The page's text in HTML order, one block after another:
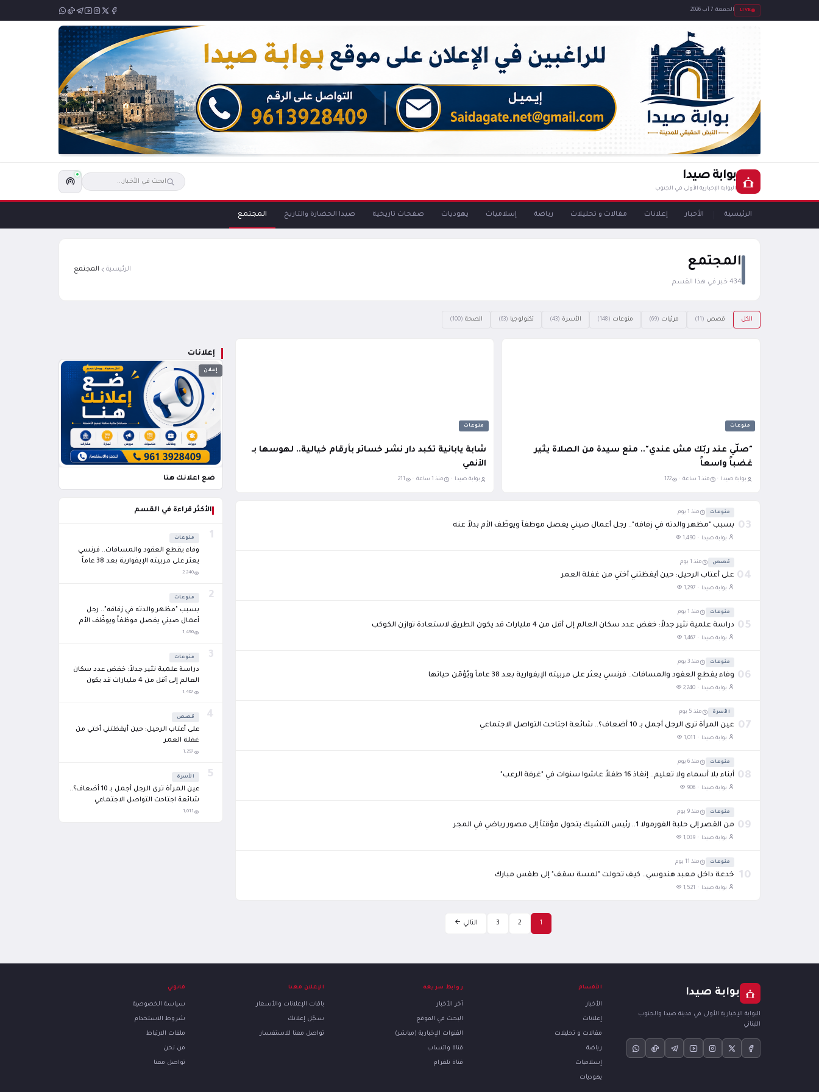
LIVE الجمعة، 7 آب 2026
بوابة صيدا
البوابة الإخبارية الأولى في الجنوب
الرئيسية الأخبار إعلانات مقالات و تحليلات رياضة إسلاميات يهوديات صفحات تاريخية صيدا الحضارة والتاريخ المجتمع
المجتمع
434 خبر في هذا القسم
الرئيسية المجتمع
الكل قصص (11) مرئيات (69) منوعات (148) الأسرة (43) تكنولوجيا (63) الصحة (100)
منوعات
"صلّي عند ربّك مش عندي".. منع سيدة من الصلاة يثير
غضباً واسعاً
بوابة صيدا · منذ 1 ساعة · 172
منوعات
شابة يابانية تكبد دار نشر خسائر بأرقام خيالية.. لهوسها بـ
الأنمي
بوابة صيدا · منذ 1 ساعة · 211
03
منوعات منذ 1 يوم
بسبب "مظهر والدته في زفافه".. رجل أعمال صيني يفصل موظفاً ويوظّف الأم بدلاً عنه
بوابة صيدا · 1,490
04
قصص منذ 1 يوم
على أعتاب الرحيل: حين أيقظتني أختي من غفلة العمر
بوابة صيدا · 1,297
05
منوعات منذ 1 يوم
دراسة علمية تثير جدلاً: خفض عدد سكان العالم إلى أقل من 4 مليارات قد يكون الطريق لاستعادة توازن الكوكب
بوابة صيدا · 1,467
06
منوعات منذ 3 يوم
وفاء يقطع العقود والمسافات.. فرنسي يعثر على مربيته الإيفوارية بعد 38 عاماً ويُؤمّن حياتها
بوابة صيدا · 2,240
07
الأسرة منذ 5 يوم
عين المرأة ترى الرجل أجمل بـ 10 أضعاف؟.. شائعة اجتاحت التواصل الاجتماعي
بوابة صيدا · 1,011
08
منوعات منذ 6 يوم
أبناء بلا أسماء ولا تعليم.. إنقاذ 16 طفلاً عاشوا سنوات في "غرفة الرعب"
بوابة صيدا · 906
09
منوعات منذ 9 يوم
من القصر إلى حلبة الفورمولا 1.. رئيس التشيك يتحول مؤقتاً إلى مصور رياضي في المجر
بوابة صيدا · 1,039
10
منوعات منذ 11 يوم
خدعة داخل معبد هندوسي.. كيف تحولت "لمسة سقف" إلى طقس مبارك
بوابة صيدا · 1,521
1
2
3 التالي
إعلانات
إعلان
ضع اعلانك هنا
الأكثر قراءة في القسم
1 منوعات
وفاء يقطع العقود والمسافات.. فرنسي
يعثر على مربيته الإيفوارية بعد 38 عاماً
ويُؤمّن حياتها
2,240
2 منوعات
بسبب "مظهر والدته في زفافه".. رجل
أعمال صيني يفصل موظفاً ويوظّف الأم
بدلاً عنه
1,490
3 منوعات
دراسة علمية تثير جدلاً: خفض عدد سكان
العالم إلى أقل من 4 مليارات قد يكون
الطريق لاستعادة توازن الكوكب
1,467
4 قصص
على أعتاب الرحيل: حين أيقظتني أختي من
غفلة العمر
1,297
5 الأسرة
عين المرأة ترى الرجل أجمل بـ 10 أضعاف؟..
شائعة اجتاحت التواصل الاجتماعي
1,011
بوابة صيدا
البوابة الإخبارية الأولى في مدينة صيدا والجنوب
اللبناني
الأقسام
الأخبار
إعلانات
مقالات و تحليلات
رياضة
إسلاميات
يهوديات
روابط سريعة
آخر الأخبار
البحث في الموقع
القنوات الإخبارية (مباشر)
قناة واتساب
قناة تلغرام
الإعلان معنا
باقات الإعلانات والأسعار
سجّل إعلانك
تواصل معنا للاستفسار
قانوني
سياسة الخصوصية
شروط الاستخدام
ملفات الارتباط
من نحن
تواصل معنا